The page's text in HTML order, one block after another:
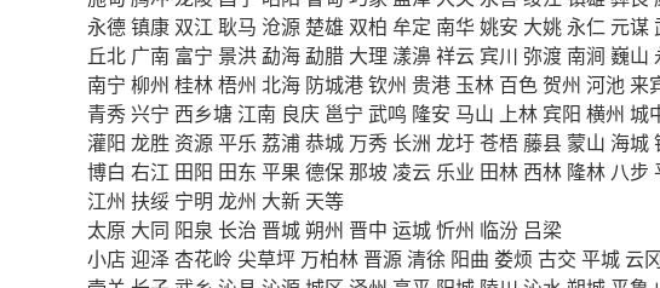
永德镇康 双江 耿马 沧源 楚雄 双柏 牟定 南华姚安 大姚 永仁 元谋
丘北 广南 富宁 景洪 勐海 勐腊 大理 漾濞祥云 宾川 弥渡 南涧 巍山
南宁 柳州 桂林梧州 北海 防城港钦州 贵港 玉林 百色贺州 河池 来
青秀兴宁 西乡塘 江南 良庆 邕宁 武鸣 隆安 马山 上林 宾阳 横州 城
灌阳 龙胜 资源平乐 荔浦恭城 万秀 长洲 龙圩苍梧 藤县蒙山 海城
博白 右江 田阳 田东 平果 德保那坡 凌云 乐业 田林 西林 隆林 八步
江州 扶绥 宁明 龙州 大新 天等
太原 大同 阳泉 长治 晋城朔州 晋中 运城忻州 临汾 吕梁
小店 迎泽杏花岭 尖草坪 万柏林 晋源清徐 阳曲 娄烦 古交 平城 云